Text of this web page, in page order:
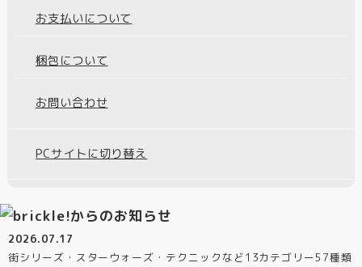
お支払いについて
梱包について
お問い合わせ
PCサイトに切り替え
2026.07.17
街シリーズ・スターウォーズ・テクニックなど13カテゴリー57種類